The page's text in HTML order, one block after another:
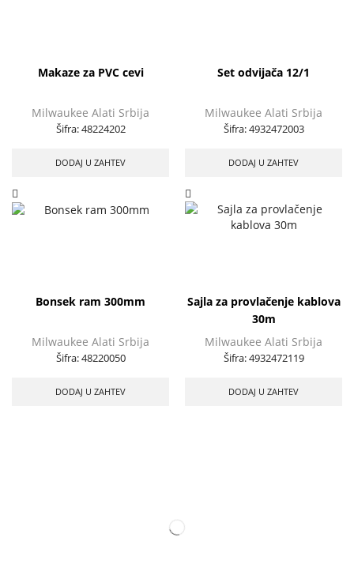
Makaze za PVC cevi
Milwaukee Alati Srbija
Šifra:48224202
DODAJ U ZAHTEV
Set odvijača 12/1
Milwaukee Alati Srbija
Šifra:4932472003
DODAJ U ZAHTEV
Bonsek ram 300mm
Milwaukee Alati Srbija
Šifra:48220050
DODAJ U ZAHTEV
Sajla za provlačenje kablova
30m
Milwaukee Alati Srbija
Šifra:4932472119
DODAJ U ZAHTEV